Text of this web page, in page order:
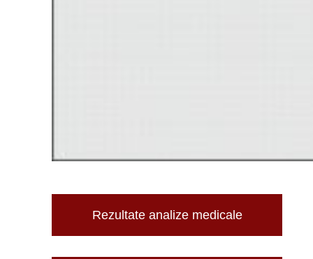
Rezultate analize medicale